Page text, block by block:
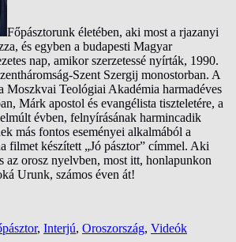
Főpásztorunk életében, aki most a rjazanyi
és egyben a budapesti Magyar
nap, amikor szerzetessé nyírták, 1990.
Szent Szergij monostorban. A
Moszkvai Teológiai Akadémia harmadéves
Márk apostol és evangélista tiszteletére, a
évben, felnyírásának harmincadik
más fontos eseményei alkalmából a
filmet készített „Jó pásztor” címmel. Aki
az orosz nyelvben, most itt, honlapunkon
Urunk, számos éven át!
, Interjú, Oroszország, Videók